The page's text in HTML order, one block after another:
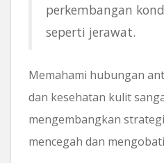
perkembangan
seperti jerawat.
Memahami hubungan
dan kesehatan kulit
mengembangkan
mencegah dan